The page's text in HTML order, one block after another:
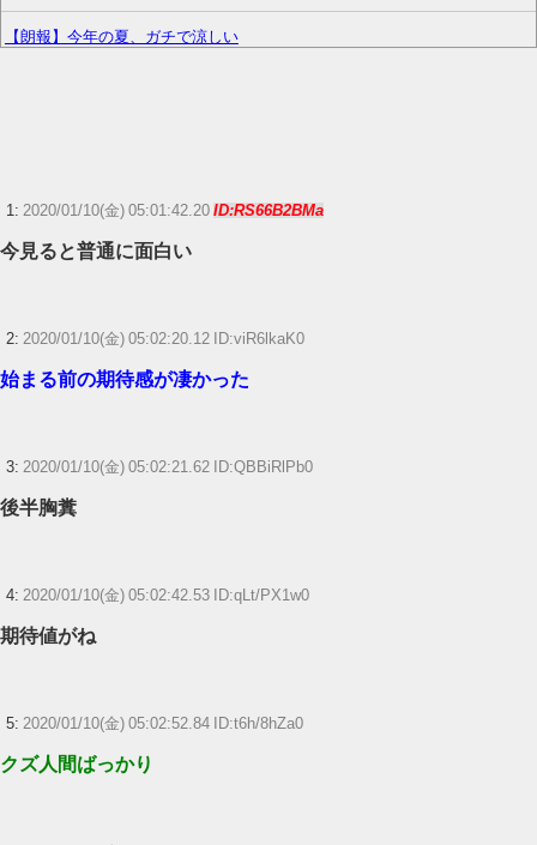
【朗報】今年の夏、ガチで涼しい
3,713 本
1: 2020/01/10(金) 05:01:42.20 ID:RS66B2BMa
今見ると普通に面白い
2: 2020/01/10(金) 05:02:20.12 ID:viR6lkaK0
始まる前の期待感が凄かった
3: 2020/01/10(金) 05:02:21.62 ID:QBBiRlPb0
後半胸糞
4: 2020/01/10(金) 05:02:42.53 ID:qLt/PX1w0
期待値がね
5: 2020/01/10(金) 05:02:52.84 ID:t6h/8hZa0
クズ人間ばっかり